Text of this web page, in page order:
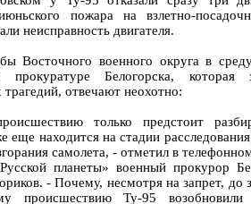
пожара на взлетно-
неисправность двигателя.
Восточного военного округа в
Белогорска, которая
отвечают неохотно:
только предстоит
еще находится на стадии
самолета, - отметил в
планеты» военный прокурор
- Почему, несмотря на запрет, до
происшествию Ту-95